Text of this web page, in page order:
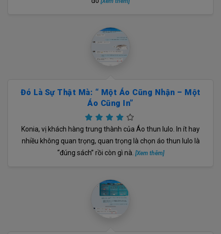
Đó Là Sự Thật Mà: “ Một Áo Cũng Nhận – Một
Áo Cũng In”
Konia, vị khách hàng trung thành của Áo thun lulo. In ít hay
nhiều không quan trọng, quan trọng là chọn áo thun lulo là
“đúng sách” rồi còn gì nà. [Xem thêm]